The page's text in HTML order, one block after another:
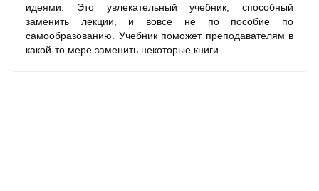
идеями. Это увлекательный учебник, способный
заменить лекции, и вовсе не по пособие по
самообразованию. Учебник поможет преподавателям в
какой-то мере заменить некоторые книги...